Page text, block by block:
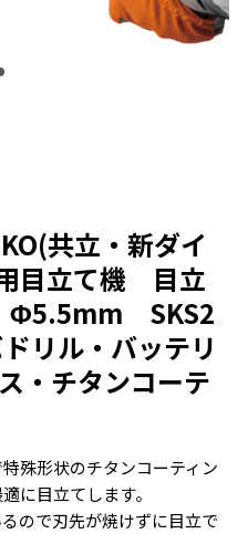
共立・新ダイ
目立て機 目立
SKS2
リル・バッテリ
・チタンコーテ
殊形状のチタンコーティン
に目立てします。
ので刃先が焼けずに目立で